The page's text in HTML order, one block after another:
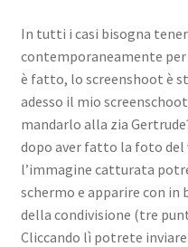
In tutti i casi bisogna
contemporaneamente
è fatto, lo screenshoot è
adesso il mio screenschoot
mandarlo alla zia
dopo aver fatto la foto del
l’immagine catturata
schermo e apparire con in
della condivisione (tre
Cliccando lì potrete